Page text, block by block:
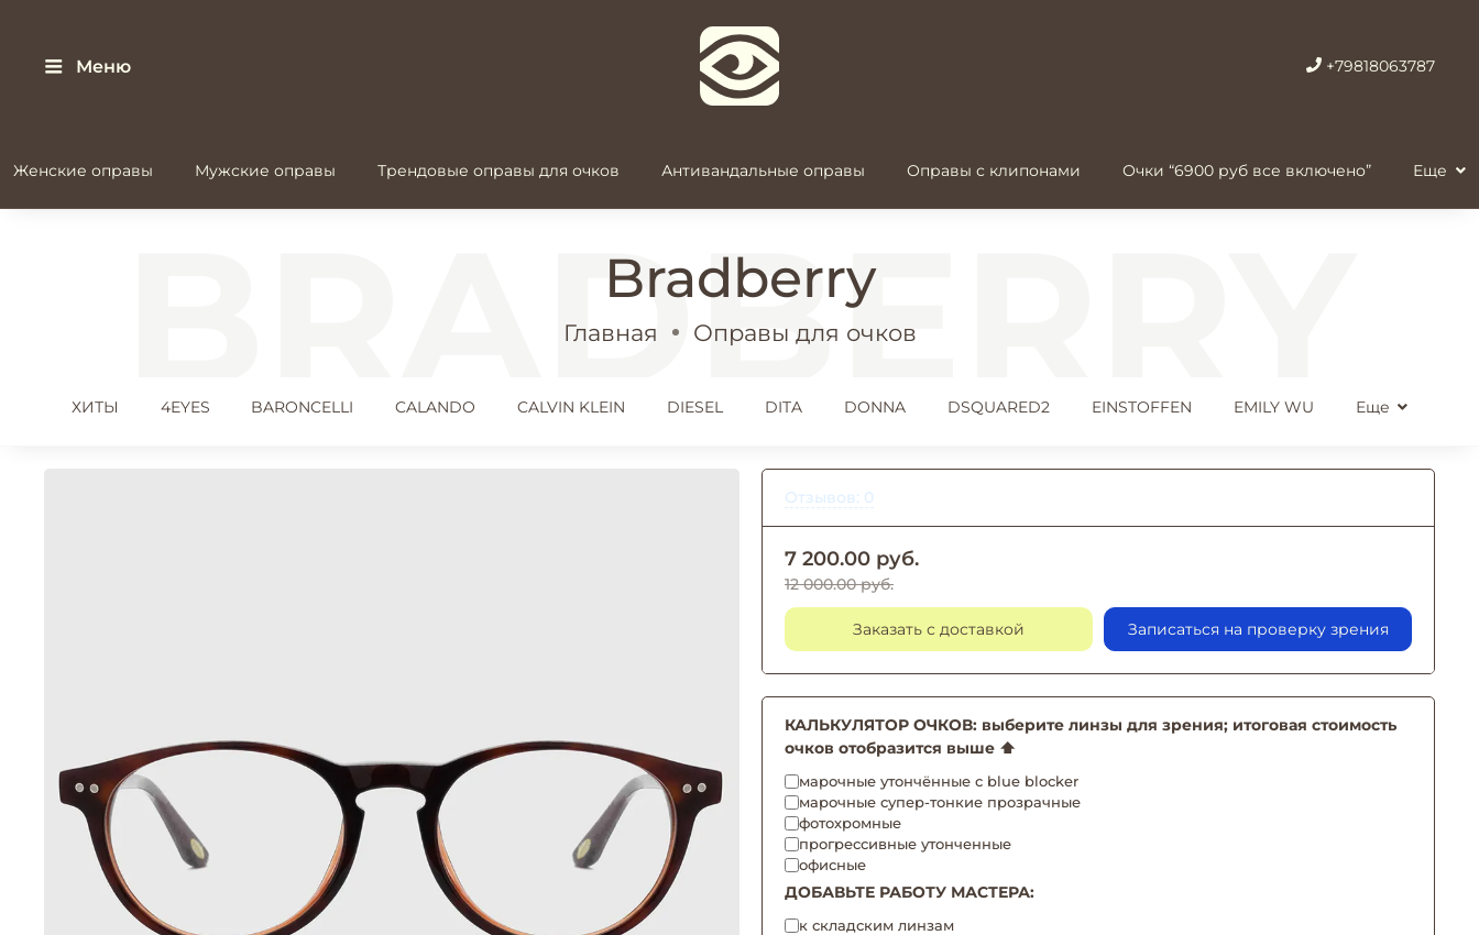
Меню +79818063787
Женские оправы Мужские оправы Трендовые оправы для очков Антивандальные оправы Оправы с клипонами Очки “6900 руб все включено” Еще
Bradberry
Главная Оправы для очков
ХИТЫ 4EYES BARONCELLI CALANDO CALVIN KLEIN DIESEL DITA DONNA DSQUARED2 EINSTOFFEN EMILY WU Еще
Отзывов: 0
7 200.00 руб.
12 000.00 руб.
Заказать с доставкой Записаться на проверку зрения
КАЛЬКУЛЯТОР ОЧКОВ: выберите линзы для зрения; итоговая стоимость
очков отобразится выше ⬆️
марочные утончённые с blue blocker
марочные супер-тонкие прозрачные
фотохромные
прогрессивные утонченные
офисные
ДОБАВЬТЕ РАБОТУ МАСТЕРА:
к складским линзам